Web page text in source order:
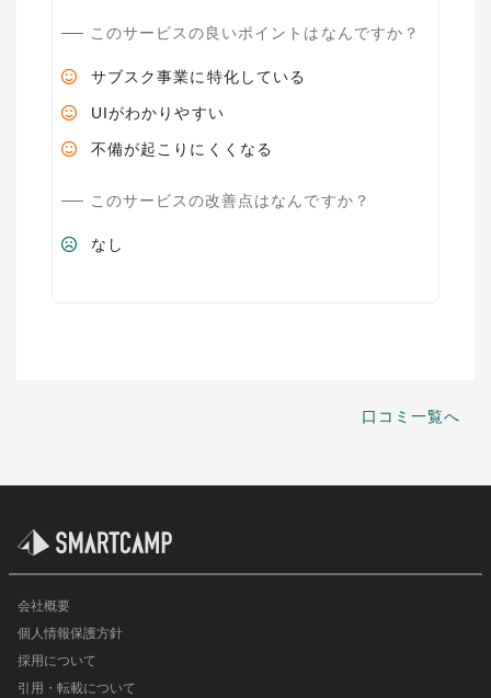
このサービスの良いポイントはなんですか？
サブスク事業に特化している
UIがわかりやすい
不備が起こりにくくなる
このサービスの改善点はなんですか？
なし
口コミ一覧へ
会社概要
個人情報保護方針
採用について
引用・転載について